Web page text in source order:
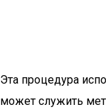
Эта процедура
может служить